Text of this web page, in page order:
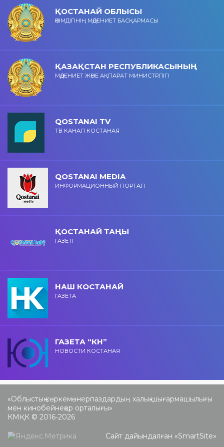
ҚОСТАНАЙ ОБЛЫСЫ
ӘКІМДІГІНІҢ МӘДЕНИЕТ БАСҚАРМАСЫ
ҚАЗАҚСТАН РЕСПУБЛИКАСЫНЫҢ
МӘДЕНИЕТ ЖӘНЕ АҚПАРАТ МИНИСТРЛІГІ
QOSTANAI TV
ТВ КАНАЛ КОСТАНАЯ
QOSTANAI MEDIA
ИНФОРМАЦИОННЫЙ ПОРТАЛ
ҚОСТАНАЙ ТАҢЫ
ГАЗЕТІ
НАШ КОСТАНАЙ
ГАЗЕТА
ГАЗЕТА “КН”
НОВОСТИ КОСТАНАЯ
«Облыстық көркемөнерпаздардың халық шығармашылығы
мен кинобейнеқор орталығы»
КМҚК © 2016-2026
Сайт дайындалған «SmartSite»